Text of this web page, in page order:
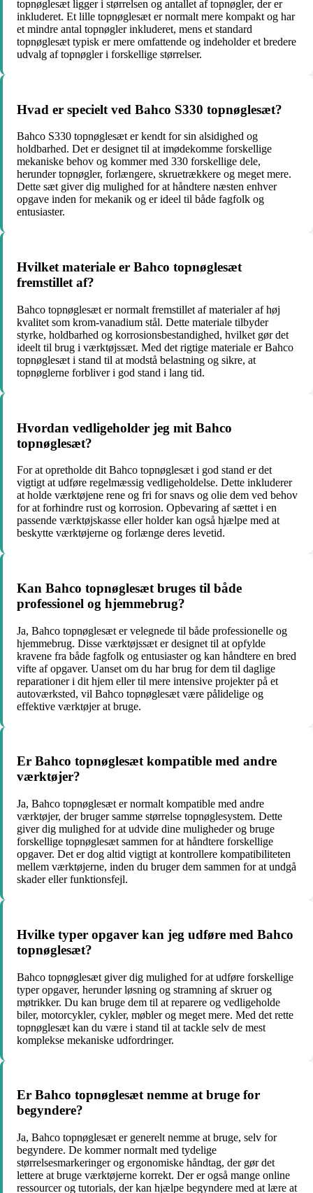
topnøglesæt ligger i størrelsen og antallet af topnøgler, der er
inkluderet. Et lille topnøglesæt er normalt mere kompakt og har
et mindre antal topnøgler inkluderet, mens et standard
topnøglesæt typisk er mere omfattende og indeholder et bredere
udvalg af topnøgler i forskellige størrelser.
Hvad er specielt ved Bahco S330 topnøglesæt?
Bahco S330 topnøglesæt er kendt for sin alsidighed og
holdbarhed. Det er designet til at imødekomme forskellige
mekaniske behov og kommer med 330 forskellige dele,
herunder topnøgler, forlængere, skruetrækkere og meget mere.
Dette sæt giver dig mulighed for at håndtere næsten enhver
opgave inden for mekanik og er ideel til både fagfolk og
entusiaster.
Hvilket materiale er Bahco topnøglesæt
fremstillet af?
Bahco topnøglesæt er normalt fremstillet af materialer af høj
kvalitet som krom-vanadium stål. Dette materiale tilbyder
styrke, holdbarhed og korrosionsbestandighed, hvilket gør det
ideelt til brug i værktøjssæt. Med det rigtige materiale er Bahco
topnøglesæt i stand til at modstå belastning og sikre, at
topnøglerne forbliver i god stand i lang tid.
Hvordan vedligeholder jeg mit Bahco
topnøglesæt?
For at opretholde dit Bahco topnøglesæt i god stand er det
vigtigt at udføre regelmæssig vedligeholdelse. Dette inkluderer
at holde værktøjene rene og fri for snavs og olie dem ved behov
for at forhindre rust og korrosion. Opbevaring af sættet i en
passende værktøjskasse eller holder kan også hjælpe med at
beskytte værktøjerne og forlænge deres levetid.
Kan Bahco topnøglesæt bruges til både
professionel og hjemmebrug?
Ja, Bahco topnøglesæt er velegnede til både professionelle og
hjemmebrug. Disse værktøjssæt er designet til at opfylde
kravene fra både fagfolk og entusiaster og kan håndtere en bred
vifte af opgaver. Uanset om du har brug for dem til daglige
reparationer i dit hjem eller til mere intensive projekter på et
autoværksted, vil Bahco topnøglesæt være pålidelige og
effektive værktøjer at bruge.
Er Bahco topnøglesæt kompatible med andre
værktøjer?
Ja, Bahco topnøglesæt er normalt kompatible med andre
værktøjer, der bruger samme størrelse topnøglesystem. Dette
giver dig mulighed for at udvide dine muligheder og bruge
forskellige topnøglesæt sammen for at håndtere forskellige
opgaver. Det er dog altid vigtigt at kontrollere kompatibiliteten
mellem værktøjerne, inden du bruger dem sammen for at undgå
skader eller funktionsfejl.
Hvilke typer opgaver kan jeg udføre med Bahco
topnøglesæt?
Bahco topnøglesæt giver dig mulighed for at udføre forskellige
typer opgaver, herunder løsning og stramning af skruer og
møtrikker. Du kan bruge dem til at reparere og vedligeholde
biler, motorcykler, cykler, møbler og meget mere. Med det rette
topnøglesæt kan du være i stand til at tackle selv de mest
komplekse mekaniske udfordringer.
Er Bahco topnøglesæt nemme at bruge for
begyndere?
Ja, Bahco topnøglesæt er generelt nemme at bruge, selv for
begyndere. De kommer normalt med tydelige
størrelsesmarkeringer og ergonomiske håndtag, der gør det
lettere at bruge værktøjerne korrekt. Der er også mange online
ressourcer og tutorials, der kan hjælpe begyndere med at lære at